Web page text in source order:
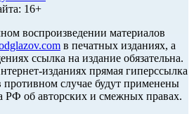
16+
воспроизведении материалов
в печатных изданиях, а
ссылка на издание обязательна.
изданиях прямая гиперссылка
противном случае будут применены
РФ об авторских и смежных правах.